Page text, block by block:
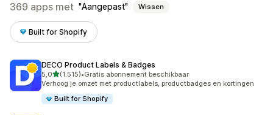
369 apps met Aangepast Wissen
Built for Shopify
DECO Product Labels & Badges
5,0van 5 sterren
(1.515)
1515 recensies in totaal
•Gratis abonnement beschikbaar
Verhoog je omzet met productlabels, productbadges en kortingen
Built for Shopify